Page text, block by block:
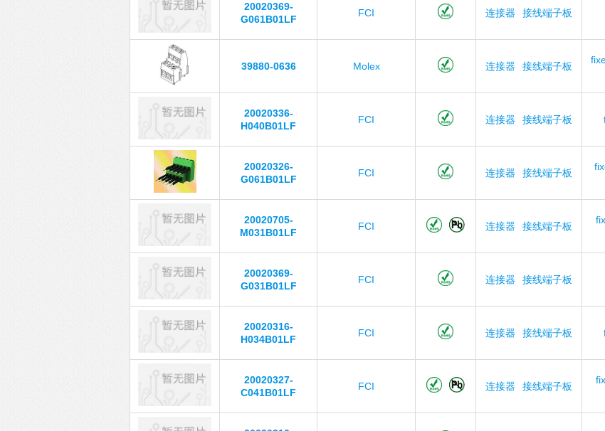
20020369-
G061B01LF
FCI 连接器 接线端子板
39880-0636 Molex 连接器 接线端子板
20020336-
H040B01LF
FCI 连接器 接线端子板
20020326-
G061B01LF
FCI 连接器 接线端子板
20020705-
M031B01LF
FCI 连接器 接线端子板
20020369-
G031B01LF
FCI 连接器 接线端子板
20020316-
H034B01LF
FCI 连接器 接线端子板
20020327-
C041B01LF
FCI 连接器 接线端子板